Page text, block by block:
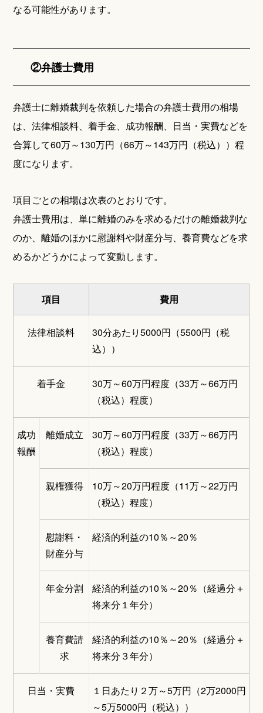
なる可能性があります。
②弁護士費用
弁護士に離婚裁判を依頼した場合の弁護士費用の相場
は、法律相談料、着手金、成功報酬、日当・実費などを
合算して60万～130万円（66万～143万円（税込））程
度になります。
項目ごとの相場は次表のとおりです。
弁護士費用は、単に離婚のみを求めるだけの離婚裁判な
のか、離婚のほかに慰謝料や財産分与、養育費などを求
めるかどうかによって変動します。
項目 費用
法律相談料
30分あたり5000円（5500円（税
込））
着手金
30万～60万円程度（33万～66万円
（税込）程度）
成功
報酬
離婚成立
30万～60万円程度（33万～66万円
（税込）程度）
親権獲得
10万～20万円程度（11万～22万円
（税込）程度）
慰謝料・
財産分与
経済的利益の10％～20％
年金分割
経済的利益の10％～20％（経過分＋
将来分１年分）
養育費請
求
経済的利益の10％～20％（経過分＋
将来分３年分）
日当・実費
１日あたり２万～5万円（2万2000円
～5万5000円（税込））